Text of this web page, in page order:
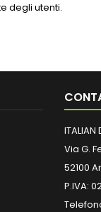
degli utenti.
ITALIAN
Via G.
52100
P.IVA: